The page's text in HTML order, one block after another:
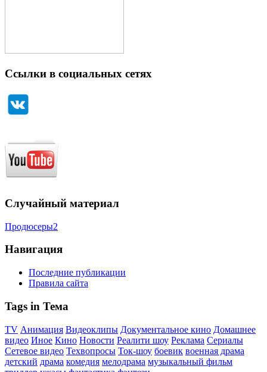
Ссылки в социальных сетях
Случайный материал
Продюсеры2
Навигация
Последние публикации
Правила сайта
Tags in Тема
TV Анимация Видеоклипы Документальное кино Домашнее
видео Иное Кино Новости Реалити шоу Реклама Сериалы
Сетевое видео Техвопросы Ток-шоу боевик военная драма
детский драма комедия мелодрама музыкальный фильм